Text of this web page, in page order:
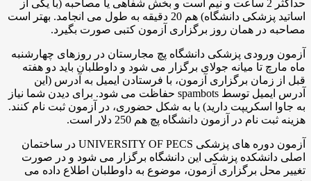
حداکثر 2 ساعت و نیم است و بخش شفاهی یا مصاحبه (با یکی از
اساتید پزشکی دانشگاه) هم 20 دقیقه به طول می انجامد. بهتر است
مصاحبه در همان روز برگزاری آزمون کتبی صورت بگیرد.
آزمون ورودی پزشکی دانشگاه پچ مجارستان در روزهای چهارشنبه
ماه مارچ تا میانه جولای برگزار می شود و داوطلبان باید دو هفته
قبل از زمان برگزاری آزمون، با فرستادن ایمیل به آدرس ( این
آدرس ایمیل توسط spambots حفاظت می شود. برای دیدن شما نیاز
به جاوا اسکریپت دارید) یا به شکل حضوری، در آزمون ثبت نام کنند.
هزینه ثبت نام در آزمون دانشگاه پچ هم 250 دلار است.
آزمون دوره های پزشکی UNIVERSITY OF PECS در ساختمان
اصلی دانشکده پزشکی این دانشگاه برگزار می شود و در صورت
تغییر محل برگزاری آزمون، موضوع به داوطلبان اطلاع داده می